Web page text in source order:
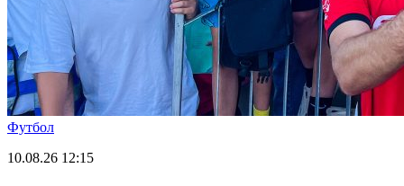
Футбол
10.08.26 12:15